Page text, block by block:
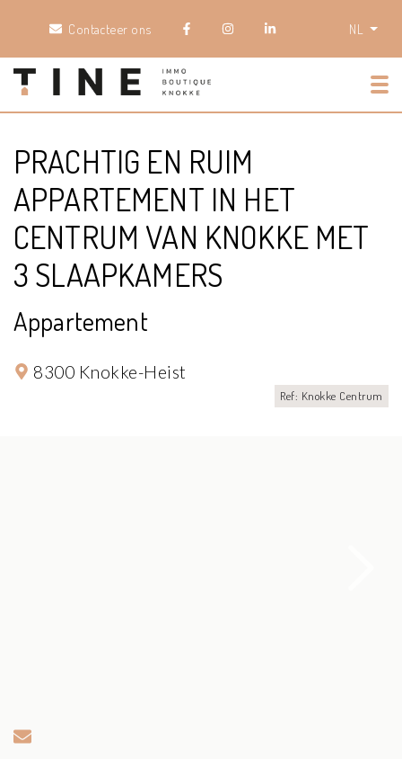
Contacteer ons NL
PRACHTIG EN RUIM
APPARTEMENT IN HET
CENTRUM VAN KNOKKE MET
3 SLAAPKAMERS
Appartement
8300 Knokke-Heist
Ref: Knokke Centrum